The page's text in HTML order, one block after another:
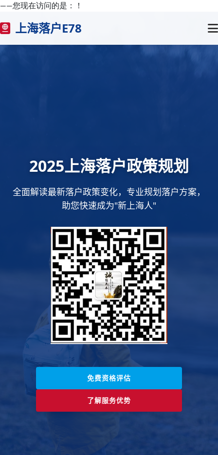
——您现在访问的是： ！